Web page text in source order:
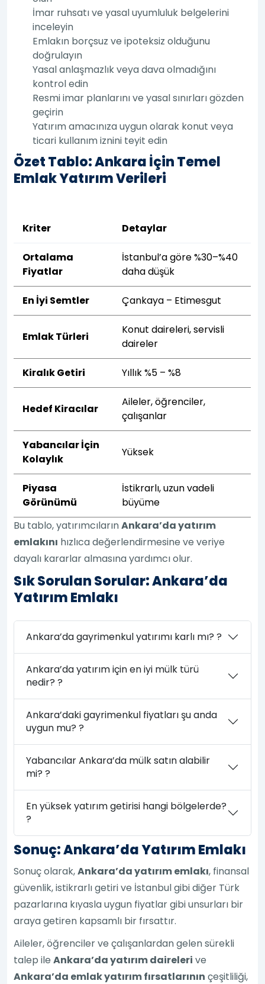
İmar ruhsatı ve yasal uyumluluk belgelerini
inceleyin
Emlakın borçsuz ve ipoteksiz olduğunu
doğrulayın
Yasal anlaşmazlık veya dava olmadığını
kontrol edin
Resmi imar planlarını ve yasal sınırları gözden
geçirin
Yatırım amacınıza uygun olarak konut veya
ticari kullanım iznini teyit edin
Özet Tablo: Ankara İçin Temel
Emlak Yatırım Verileri
Kriter Detaylar
Ortalama
Fiyatlar
İstanbul’a göre %30–%40
daha düşük
En İyi Semtler Çankaya – Etimesgut
Emlak Türleri
Konut daireleri, servisli
daireler
Kiralık Getiri Yıllık %5 – %8
Hedef Kiracılar
Aileler, öğrenciler,
çalışanlar
Yabancılar İçin
Kolaylık
Yüksek
Piyasa
Görünümü
İstikrarlı, uzun vadeli
büyüme
Bu tablo, yatırımcılarınAnkara’da yatırım
emlakını hızlıca değerlendirmesine ve veriye
dayalı kararlar almasına yardımcı olur.
Sık Sorulan Sorular: Ankara’da
Yatırım Emlakı
Ankara’da gayrimenkul yatırımı karlı mı? ?
Ankara’da yatırım için en iyi mülk türü
nedir? ?
Ankara’daki gayrimenkul fiyatları şu anda
uygun mu? ?
Yabancılar Ankara’da mülk satın alabilir
mi? ?
En yüksek yatırım getirisi hangi bölgelerde?
?
Sonuç: Ankara’da Yatırım Emlakı
Sonuç olarak,Ankara’da yatırım emlakı, finansal
güvenlik, istikrarlı getiri ve İstanbul gibi diğer Türk
pazarlarına kıyasla uygun fiyatlar gibi unsurları bir
araya getiren kapsamlı bir fırsattır.
Aileler, öğrenciler ve çalışanlardan gelen sürekli
talep ileAnkara’da yatırım daireleri ve
Ankara’da emlak yatırım fırsatlarının çeşitliliği,